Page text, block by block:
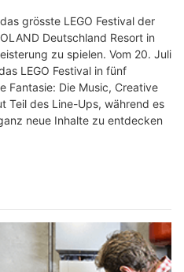
grösste LEGO Festival der
Deutschland Resort in
zu spielen. Vom 20. Juli
LEGO Festival in fünf
Fantasie: Die Music, Creative
Teil des Line-Ups, während es
neue Inhalte zu entdecken